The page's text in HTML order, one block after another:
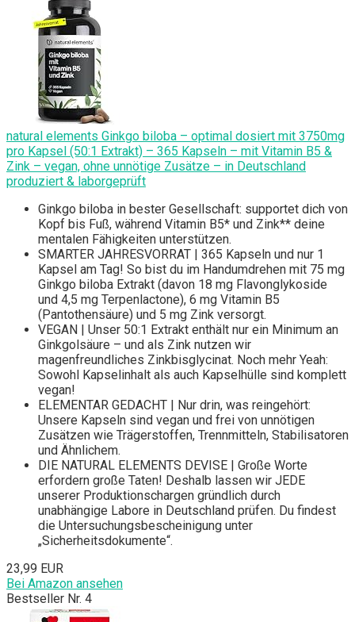
natural elements Ginkgo biloba – optimal dosiert mit 3750mg
pro Kapsel (50:1 Extrakt) – 365 Kapseln – mit Vitamin B5 &
Zink – vegan, ohne unnötige Zusätze – in Deutschland
produziert & laborgeprüft
Ginkgo biloba in bester Gesellschaft: supportet dich von
Kopf bis Fuß, während Vitamin B5* und Zink** deine
mentalen Fähigkeiten unterstützen.
SMARTER JAHRESVORRAT | 365 Kapseln und nur 1
Kapsel am Tag! So bist du im Handumdrehen mit 75 mg
Ginkgo biloba Extrakt (davon 18 mg Flavonglykoside
und 4,5 mg Terpenlactone), 6 mg Vitamin B5
(Pantothensäure) und 5 mg Zink versorgt.
VEGAN | Unser 50:1 Extrakt enthält nur ein Minimum an
Ginkgolsäure – und als Zink nutzen wir
magenfreundliches Zinkbisglycinat. Noch mehr Yeah:
Sowohl Kapselinhalt als auch Kapselhülle sind komplett
vegan!
ELEMENTAR GEDACHT | Nur drin, was reingehört:
Unsere Kapseln sind vegan und frei von unnötigen
Zusätzen wie Trägerstoffen, Trennmitteln, Stabilisatoren
und Ähnlichem.
DIE NATURAL ELEMENTS DEVISE | Große Worte
erfordern große Taten! Deshalb lassen wir JEDE
unserer Produktionschargen gründlich durch
unabhängige Labore in Deutschland prüfen. Du findest
die Untersuchungsbescheinigung unter
„Sicherheitsdokumente“.
23,99 EUR
Bei Amazon ansehen
Bestseller Nr. 4